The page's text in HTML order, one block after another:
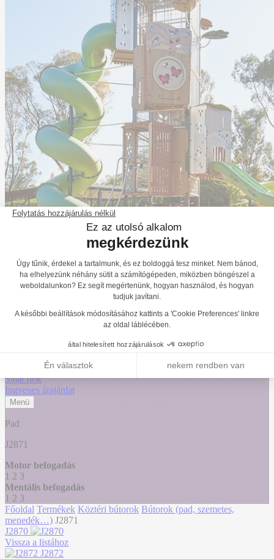
Érintkezés
Saját fiók
Ingyenes árajánlat
Menü
Pad
J2871
Motor befogadás
1 2 3
Mentális befogadás
1 2 3
Főoldal Termékek Köztéri bútorok Bútorok (pad, szemetes,
menedék…) J2871
J2870
Vissza a listához
J2872